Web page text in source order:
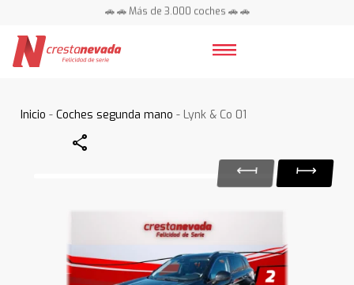
🚗 🚗 Más de 3.000 coches 🚗 🚗
Inicio -Coches segunda mano - Lynk & Co 01
Share